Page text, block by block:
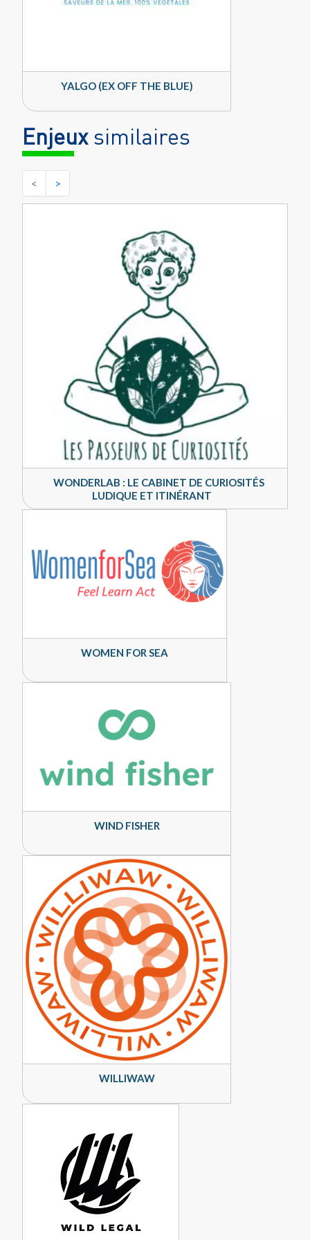
YALGO (EX OFF THE BLUE)
Enjeuxsimilaires
< >
WONDERLAB : LE CABINET DE CURIOSITÉS
LUDIQUE ET ITINÉRANT
WOMEN FOR SEA
WIND FISHER
WILLIWAW